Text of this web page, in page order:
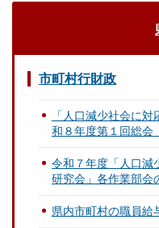
市町村行財政
「人口減少社会に
和８年度第１回総会
令和７年度「人口減
研究会」各作業部会
県内市町村の職員給